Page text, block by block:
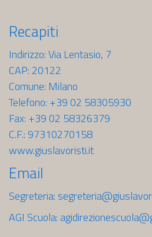
Recapiti
Indirizzo: Via Lentasio, 7
CAP: 20122
Comune: Milano
Telefono: +39 02 58305930
Fax: +39 02 58326379
C.F.: 97310270158
www.giuslavoristi.it
Email
Segreteria:
AGI Scuola: